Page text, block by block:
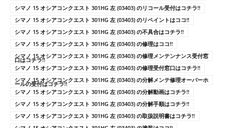
シマノ 15 オシアコンクエスト 301HG 左 (03403) のリコール受付はコチラ!!
シマノ 15 オシアコンクエスト 301HG 左 (03403) のリペイントはココ!!
シマノ 15 オシアコンクエスト 301HG 左 (03403) の不具合はコチラ!!
シマノ 15 オシアコンクエスト 301HG 左 (03403) の修理はココ!!
シマノ 15 オシアコンクエスト 301HG 左 (03403) の修理メンテンナンス受付窓
口はコチラ!!
シマノ 15 オシアコンクエスト 301HG 左 (03403) の修理受付窓口はコチラ!!
シマノ 15 オシアコンクエスト 301HG 左 (03403) の分解メンテ修理オーバーホ
ールの受付はコチラ!!
シマノ 15 オシアコンクエスト 301HG 左 (03403) の分解動画はコチラ!!
シマノ 15 オシアコンクエスト 301HG 左 (03403) の分解手順はコチラ!!
シマノ 15 オシアコンクエスト 301HG 左 (03403) の取扱説明書はコチラ!!